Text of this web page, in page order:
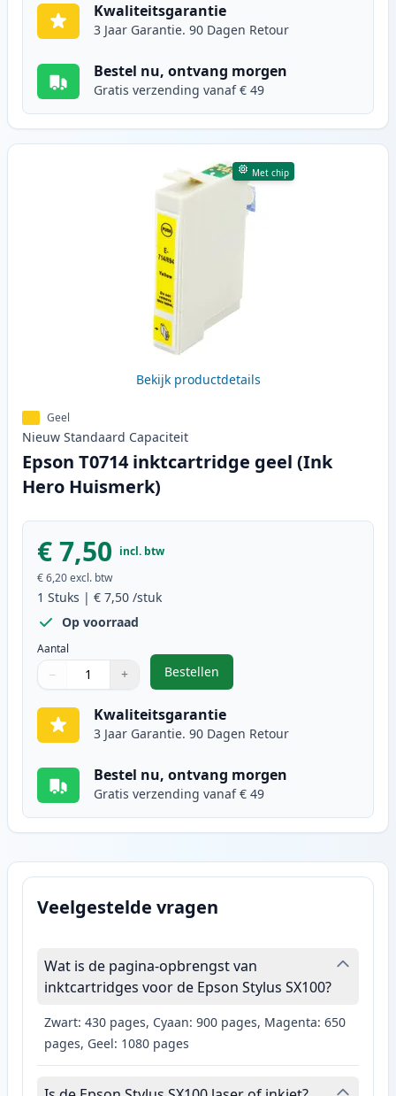
Kwaliteitsgarantie
3 Jaar Garantie. 90 Dagen Retour
Bestel nu, ontvang morgen
Gratis verzending vanaf € 49
Met chip
Bekijk productdetails
Geel
Nieuw Standaard Capaciteit
Epson T0714 inktcartridge geel (Ink
Hero Huismerk)
€ 7,50 incl. btw
€ 6,20excl. btw
1 Stuks | € 7,50 /stuk
Op voorraad
Aantal
Gebruik de knoppen om aan te passen
− +
1
Bestellen
,Epson T0714 inktcartridge geel
Kwaliteitsgarantie
3 Jaar Garantie. 90 Dagen Retour
Bestel nu, ontvang morgen
Gratis verzending vanaf € 49
Veelgestelde vragen
Wat is de pagina-opbrengst van
inktcartridges voor de Epson Stylus SX100?
Zwart: 430 pages, Cyaan: 900 pages, Magenta: 650
pages, Geel: 1080 pages